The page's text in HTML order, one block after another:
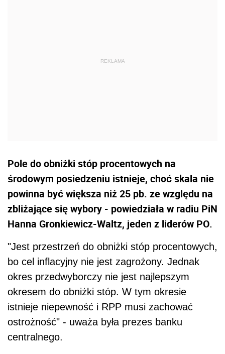
Pole do obniżki stóp procentowych na
środowym posiedzeniu istnieje, choć skala nie
powinna być większa niż 25 pb. ze względu na
zbliżające się wybory - powiedziała w radiu PiN
Hanna Gronkiewicz-Waltz, jeden z liderów PO.
"Jest przestrzeń do obniżki stóp procentowych,
bo cel inflacyjny nie jest zagrożony. Jednak
okres przedwyborczy nie jest najlepszym
okresem do obniżki stóp. W tym okresie
istnieje niepewność i RPP musi zachować
ostrożność" - uważa była prezes banku
centralnego.